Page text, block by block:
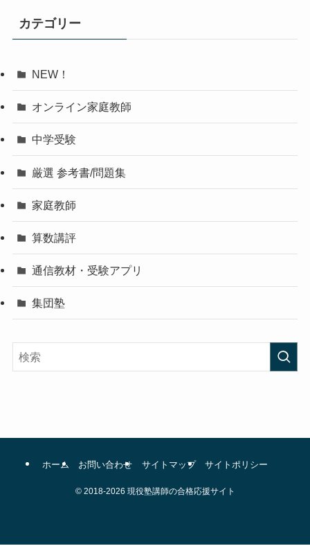
カテゴリー
NEW！
オンライン家庭教師
中学受験
厳選 参考書/問題集
家庭教師
算数講評
通信教材・受験アプリ
集団塾
ホーム お問い合わせ サイトマップ サイトポリシー
©2018-2026 現役塾講師の合格応援サイト